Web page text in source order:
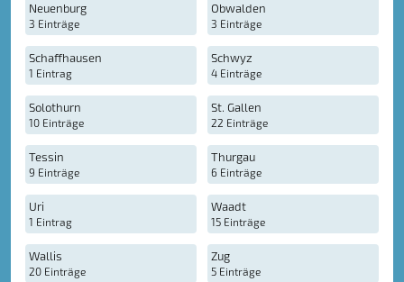
Neuenburg
3 Einträge
Obwalden
3 Einträge
Schaffhausen
1 Eintrag
Schwyz
4 Einträge
Solothurn
10 Einträge
St. Gallen
22 Einträge
Tessin
9 Einträge
Thurgau
6 Einträge
Uri
1 Eintrag
Waadt
15 Einträge
Wallis
20 Einträge
Zug
5 Einträge